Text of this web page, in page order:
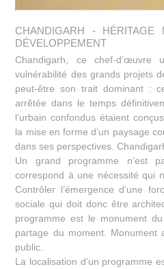
CHANDIGARH -
DÉVELOPPEMENT
Chandigarh, ce chef-
vulnérabilité des grands projets
peut-être son trait dominant :
arrêtée dans le temps
l’urbain confondus étaient
la mise en forme d’un paysage
dans ses perspectives.
Un grand programme n’est
correspond à une nécessité qui
Contrôler l’émergence d’une
sociale qui doit donc être
programme est le monument
partage du moment. Monument
public.
La localisation d’un programme